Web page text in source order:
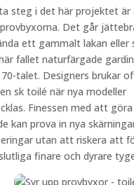
steg i det här projektet är
Det går
ett gammalt lakan eller
fallet naturfärgade
talet. Designers brukar
sk toilé när nya modeller
Finessen med att
kan prova in nya
utan att riskera att
finare och dyrare